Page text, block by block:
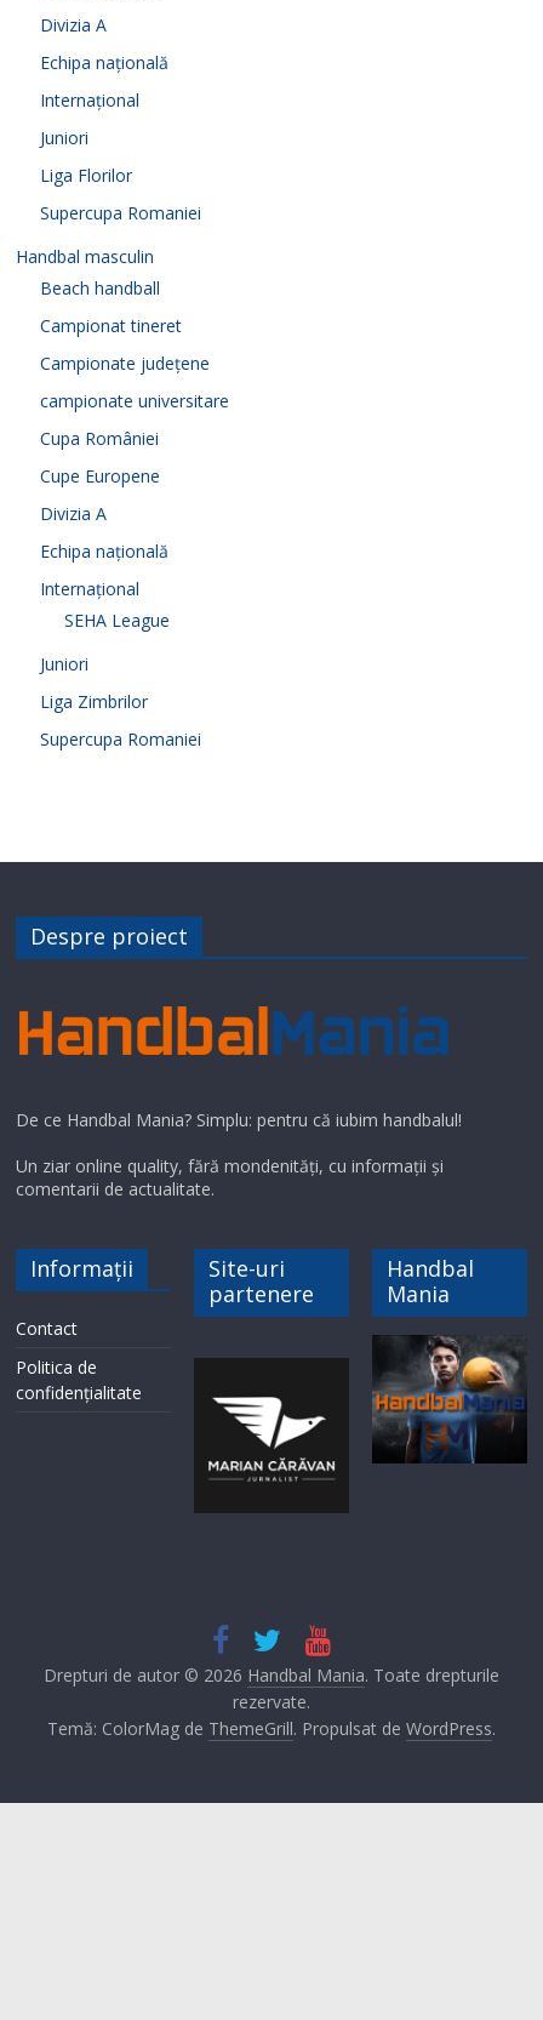
Divizia A
Echipa națională
Internațional
Juniori
Liga Florilor
Supercupa Romaniei
Handbal masculin
Beach handball
Campionat tineret
Campionate județene
campionate universitare
Cupa României
Cupe Europene
Divizia A
Echipa națională
Internațional
SEHA League
Juniori
Liga Zimbrilor
Supercupa Romaniei
Despre proiect
De ce Handbal Mania? Simplu: pentru că iubim handbalul!
Un ziar online quality, fără mondenități, cu informații și
comentarii de actualitate.
Informații
Contact
Politica de
confidențialitate
Site-uri
partenere
Handbal
Mania
Drepturi de autor © 2026 Handbal Mania. Toate drepturile
rezervate.
Temă: ColorMag de ThemeGrill. Propulsat de WordPress.